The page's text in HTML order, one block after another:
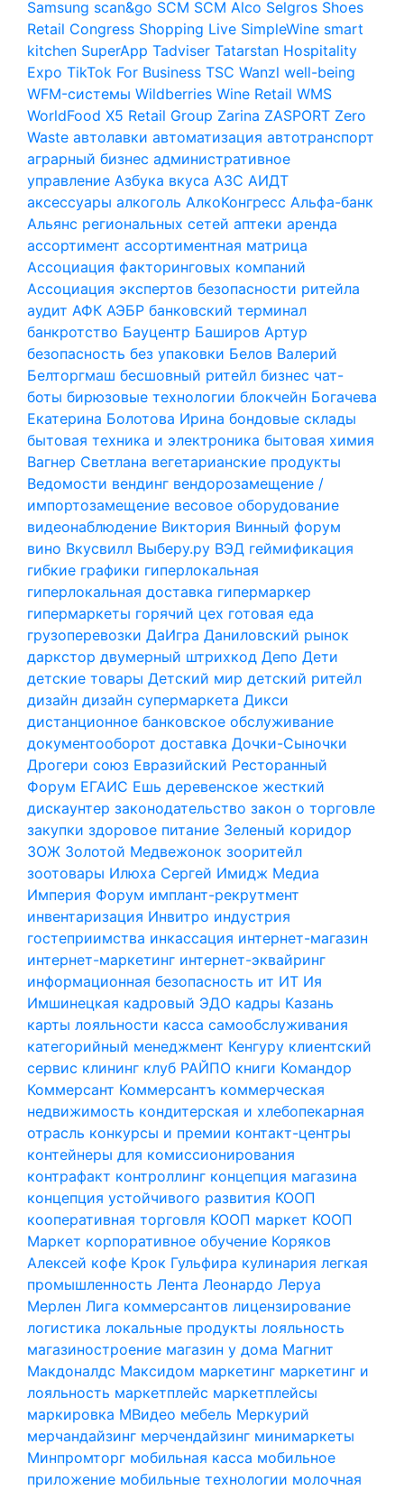
Samsung scan&go SCM SCM Alco Selgros Shoes
Retail Congress Shopping Live SimpleWine smart
kitchen SuperApp Tadviser Tatarstan Hospitality
Expo TikTok For Business TSC Wanzl well-being
WFM-системы Wildberries Wine Retail WMS
WorldFood X5 Retail Group Zarina ZASPORT Zero
Waste автолавки автоматизация автотранспорт
аграрный бизнес административное
управление Азбука вкуса АЗС АИДТ
аксессуары алкоголь АлкоКонгресс Альфа-банк
Альянс региональных сетей аптеки аренда
ассортимент ассортиментная матрица
Ассоциация факторинговых компаний
Ассоциация экспертов безопасности ритейла
аудит АФК АЭБР банковский терминал
банкротство Бауцентр Баширов Артур
безопасность без упаковки Белов Валерий
Белторгмаш бесшовный ритейл бизнес чат-
боты бирюзовые технологии блокчейн Богачева
Екатерина Болотова Ирина бондовые склады
бытовая техника и электроника бытовая химия
Вагнер Светлана вегетарианские продукты
Ведомости вендинг вендорозамещение /
импортозамещение весовое оборудование
видеонаблюдение Виктория Винный форум
вино Вкусвилл Выберу.ру ВЭД геймификация
гибкие графики гиперлокальная
гиперлокальная доставка гипермаркер
гипермаркеты горячий цех готовая еда
грузоперевозки ДаИгра Даниловский рынок
даркстор двумерный штрихкод Депо Дети
детские товары Детский мир детский ритейл
дизайн дизайн супермаркета Дикси
дистанционное банковское обслуживание
документооборот доставка Дочки-Сыночки
Дрогери союз Евразийский Ресторанный
Форум ЕГАИС Ешь деревенское жесткий
дискаунтер законодательство закон о торговле
закупки здоровое питание Зеленый коридор
ЗОЖ Золотой Медвежонок зооритейл
зоотовары Илюха Сергей Имидж Медиа
Империя Форум имплант-рекрутмент
инвентаризация Инвитро индустрия
гостеприимства инкассация интернет-магазин
интернет-маркетинг интернет-эквайринг
информационная безопасность ит ИТ Ия
Имшинецкая кадровый ЭДО кадры Казань
карты лояльности касса самообслуживания
категорийный менеджмент Кенгуру клиентский
сервис клининг клуб РАЙПО книги Командор
Коммерсант Коммерсантъ коммерческая
недвижимость кондитерская и хлебопекарная
отрасль конкурсы и премии контакт-центры
контейнеры для комиссионирования
контрафакт контроллинг концепция магазина
концепция устойчивого развития КООП
кооперативная торговля КООП маркет КООП
Маркет корпоративное обучение Коряков
Алексей кофе Крок Гульфира кулинария легкая
промышленность Лента Леонардо Леруа
Мерлен Лига коммерсантов лицензирование
логистика локальные продукты лояльность
магазиностроение магазин у дома Магнит
Макдоналдс Максидом маркетинг маркетинг и
лояльность маркетплейс маркетплейсы
маркировка МВидео мебель Меркурий
мерчандайзинг мерчендайзинг минимаркеты
Минпромторг мобильная касса мобильное
приложение мобильные технологии молочная